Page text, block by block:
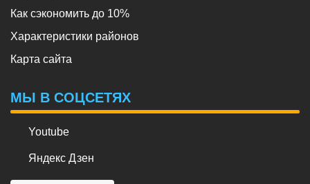
Как сэкономить до 10%
Характеристики районов
Карта сайта
МЫ В СОЦСЕТЯХ
Youtube
Яндекс Дзен